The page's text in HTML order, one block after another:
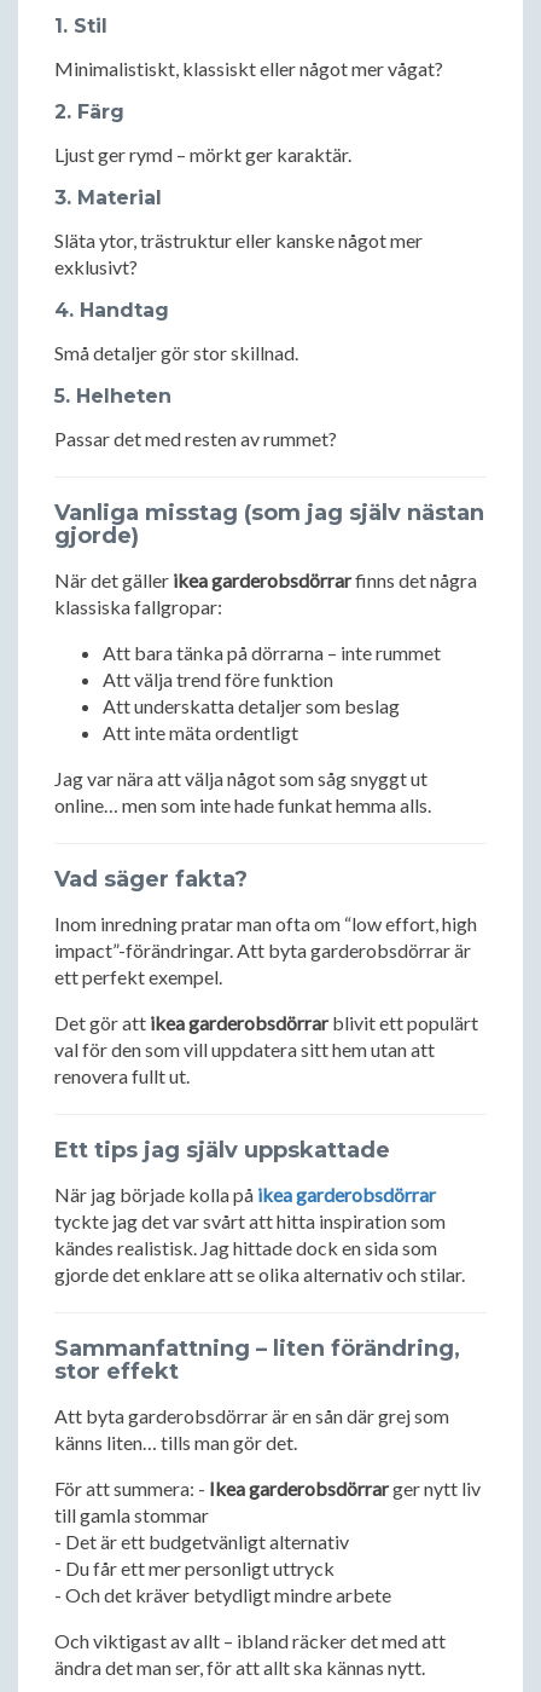
1. Stil
Minimalistiskt, klassiskt eller något mer vågat?
2. Färg
Ljust ger rymd – mörkt ger karaktär.
3. Material
Släta ytor, trästruktur eller kanske något mer
exklusivt?
4. Handtag
Små detaljer gör stor skillnad.
5. Helheten
Passar det med resten av rummet?
Vanliga misstag (som jag själv nästan
gjorde)
När det gäller ikea garderobsdörrarfinns det några
klassiska fallgropar:
Att bara tänka på dörrarna – inte rummet
Att välja trend före funktion
Att underskatta detaljer som beslag
Att inte mäta ordentligt
Jag var nära att välja något som såg snyggt ut
online… men som inte hade funkat hemma alls.
Vad säger fakta?
Inom inredning pratar man ofta om “low effort, high
impact”-förändringar. Att byta garderobsdörrar är
ett perfekt exempel.
Det gör att ikea garderobsdörrarblivit ett populärt
val för den som vill uppdatera sitt hem utan att
renovera fullt ut.
Ett tips jag själv uppskattade
När jag började kolla på ikea garderobsdörrar
tyckte jag det var svårt att hitta inspiration som
kändes realistisk. Jag hittade dock en sida som
gjorde det enklare att se olika alternativ och stilar.
Sammanfattning – liten förändring,
stor effekt
Att byta garderobsdörrar är en sån där grej som
känns liten… tills man gör det.
För att summera: - Ikea garderobsdörrarger nytt liv
till gamla stommar
- Det är ett budgetvänligt alternativ
- Du får ett mer personligt uttryck
- Och det kräver betydligt mindre arbete
Och viktigast av allt – ibland räcker det med att
ändra det man ser, för att allt ska kännas nytt.